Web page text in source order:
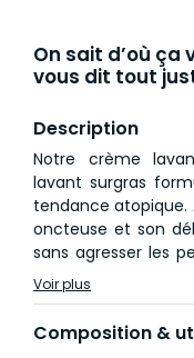
On sait d’où ça
vous dit tout
Description
Notre crème
lavant surgras
tendance atopique.
oncteuse et son
sans agresser les
la barrière
d'inconfort sont
préservée de la
Haute tolérance,
Voir plus
Composition &